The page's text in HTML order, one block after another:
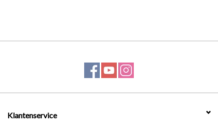
Klantenservice